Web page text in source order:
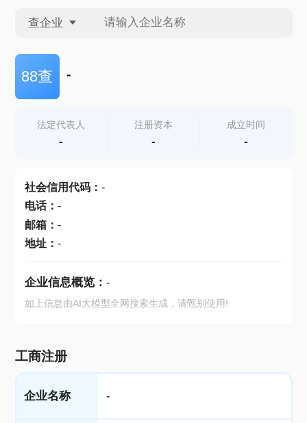
查企业
查企业
查产地
88查 -
法定代表人
-
注册资本
-
成立时间
-
社会信用代码： -
电话： -
邮箱： -
地址： -
企业信息概览： -
如上信息由AI大模型全网搜索生成，请甄别使用!
工商注册
企业名称 -